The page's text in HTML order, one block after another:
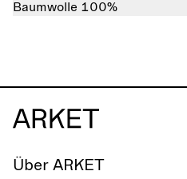
Baumwolle 100%
Über ARKET